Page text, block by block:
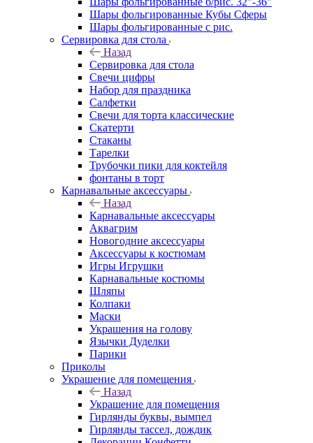
Шары фольгированные Кубы Сферы
Шары фольгированные с рис.
Сервировка для стола
Назад
Сервировка для стола
Свечи цифры
Набор для праздника
Салфетки
Свечи для торта классические
Скатерти
Стаканы
Тарелки
Трубочки пики для коктейля
фонтаны в торт
Карнавальные аксессуары
Назад
Карнавальные аксессуары
Аквагрим
Новогодние аксессуары
Аксессуары к костюмам
Игры Игрушки
Карнавальные костюмы
Шляпы
Колпаки
Маски
Украшения на голову
Язычки Дуделки
Парики
Приколы
Украшение для помещения
Назад
Украшение для помещения
Гирлянды буквы, вымпел
Гирлянды тассел, дождик